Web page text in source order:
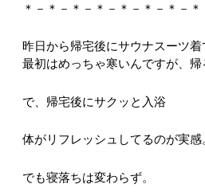
＊－＊－＊－＊－＊－＊－＊－
昨日から帰宅後にサウナスーツ
最初はめっちゃ寒いんですが、
で、帰宅後にサクッと入浴
体がリフレッシュしてるのが実感
でも寝落ちは変わらず。